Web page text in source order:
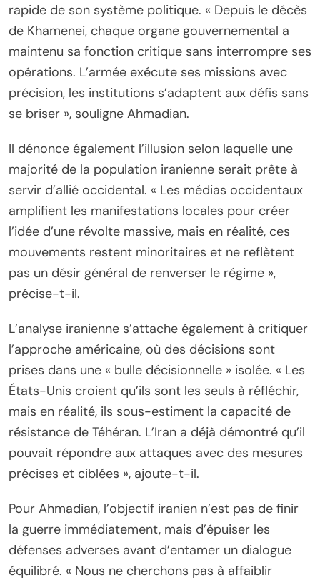
rapide de son système politique. « Depuis le décès
de Khamenei, chaque organe gouvernemental a
maintenu sa fonction critique sans interrompre ses
opérations. L’armée exécute ses missions avec
précision, les institutions s’adaptent aux défis sans
se briser », souligne Ahmadian.
Il dénonce également l’illusion selon laquelle une
majorité de la population iranienne serait prête à
servir d’allié occidental. « Les médias occidentaux
amplifient les manifestations locales pour créer
l’idée d’une révolte massive, mais en réalité, ces
mouvements restent minoritaires et ne reflètent
pas un désir général de renverser le régime »,
précise-t-il.
L’analyse iranienne s’attache également à critiquer
l’approche américaine, où des décisions sont
prises dans une « bulle décisionnelle » isolée. « Les
États-Unis croient qu’ils sont les seuls à réfléchir,
mais en réalité, ils sous-estiment la capacité de
résistance de Téhéran. L’Iran a déjà démontré qu’il
pouvait répondre aux attaques avec des mesures
précises et ciblées », ajoute-t-il.
Pour Ahmadian, l’objectif iranien n’est pas de finir
la guerre immédiatement, mais d’épuiser les
défenses adverses avant d’entamer un dialogue
équilibré. « Nous ne cherchons pas à affaiblir